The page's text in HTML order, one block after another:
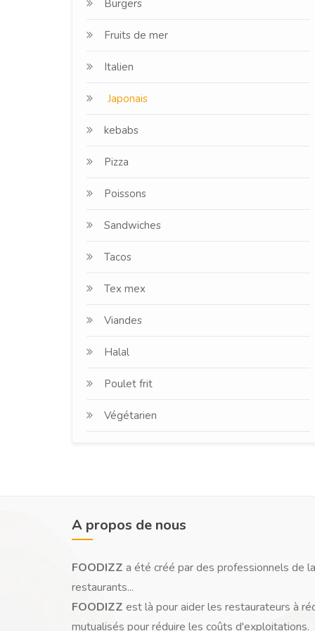
Burgers
Fruits de mer
Italien
Japonais
kebabs
Pizza
Poissons
Sandwiches
Tacos
Tex mex
Viandes
Halal
Poulet frit
Végétarien
A propos de nous
FOODIZZ a été créé par des professionnels de
restaurants...
FOODIZZ est là pour aider les restaurateurs à
mutualisés pour réduire les coûts d'exploitations.